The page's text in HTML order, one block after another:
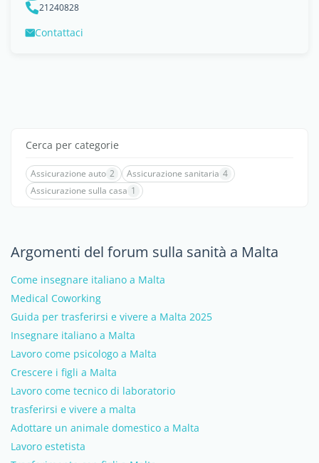
21240828
Contattaci
Cerca per categorie
Assicurazione auto 2 Assicurazione sanitaria 4
Assicurazione sulla casa 1
Argomenti del forum sulla sanità a Malta
Come insegnare italiano a Malta
Medical Coworking
Guida per trasferirsi e vivere a Malta 2025
Insegnare italiano a Malta
Lavoro come psicologo a Malta
Crescere i figli a Malta
Lavoro come tecnico di laboratorio
trasferirsi e vivere a malta
Adottare un animale domestico a Malta
Lavoro estetista